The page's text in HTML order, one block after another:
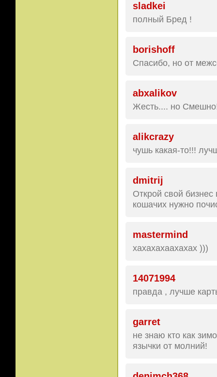
sladkei
полный Бред !
borishoff
Спасибо, но от
abxalikov
Жесть.... но
alikcrazy
чушь какая-то!!!
dmitrij
Открой свой
кошачих нужно
mastermind
хахахахаахахах )))
14071994
правда , лучше
garret
не знаю кто как
язычки от молний!